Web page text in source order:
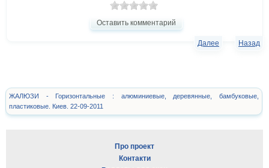
Оставить комментарий
Назад
Далее
ЖАЛЮЗИ - Горизонтальные : алюминиевые, деревянные, бамбуковые,
пластиковые. Киев. 22-09-2011
Про проект
Контакти